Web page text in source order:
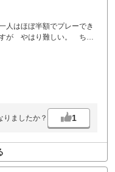
人はほぼ半額でプレーでき
が やはり難しい。 ちょ
りましたか？ 1